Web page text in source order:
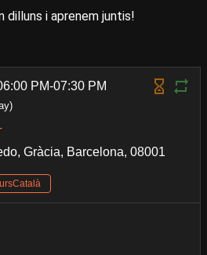
dilluns i aprenem juntis!
PM-07:30 PM
Gràcia, Barcelona, 08001